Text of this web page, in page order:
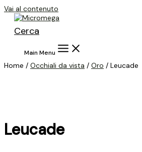
Vai al contenuto
Cerca
Main Menu
Home / Occhiali da vista / Oro / Leucade
Leucade